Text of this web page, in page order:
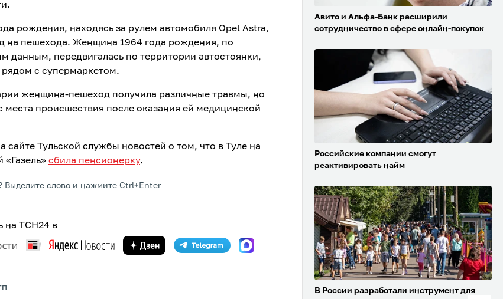
рождения, находясь за рулем автомобиля Opel Astra,
на пешехода. Женщина 1964 года рождения, по
данным, передвигалась по территории автостоянки,
с супермаркетом.
женщина-пешеход получила различные травмы, но
места происшествия после оказания ей медицинской
сайте Тульской службы новостей о том, что в Туле на
«Газель» сбила пенсионерку.
Выделите слово и нажмите Ctrl+Enter
на ТСН24 в
Авито и Альфа-Банк расширили
сотрудничество в сфере онлайн-покупок
Российские компании смогут
реактивировать найм
В России разработали инструмент для